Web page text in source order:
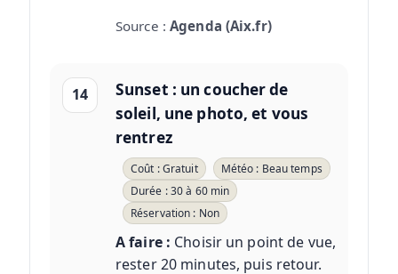
Source :Agenda (Aix.fr)
14
Sunset : un coucher de
soleil, une photo, et vous
rentrez
Coût : Gratuit
Météo : Beau temps
Durée : 30 à 60 min
Réservation : Non
A faire : Choisir un point de vue,
rester 20 minutes, puis retour.